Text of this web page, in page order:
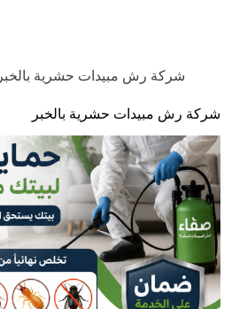
شركة رش مبيدات حشرية بالخبر
شركة رش مبيدات حشرية بالخبر